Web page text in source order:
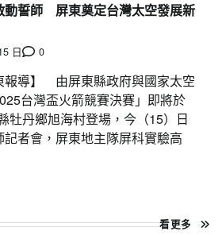
動誓師 屏東奠定台灣太空發展新
日 0
報導】 由屏東縣政府與國家太空
台灣盃火箭競賽決賽」即將於
牡丹鄉旭海村登場，今（15）日
者會，屏東地主隊屏科實驗高
看更多